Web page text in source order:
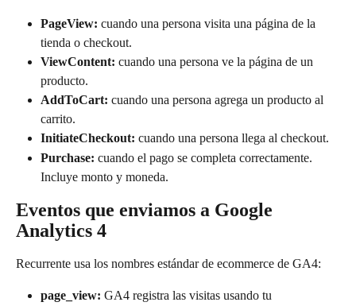
PageView: cuando una persona visita una página de la
tienda o checkout.
ViewContent: cuando una persona ve la página de un
producto.
AddToCart: cuando una persona agrega un producto al
carrito.
InitiateCheckout: cuando una persona llega al checkout.
Purchase: cuando el pago se completa correctamente.
Incluye monto y moneda.
Eventos que enviamos a Google
Analytics 4
Recurrente usa los nombres estándar de ecommerce de GA4:
page_view: GA4 registra las visitas usando tu